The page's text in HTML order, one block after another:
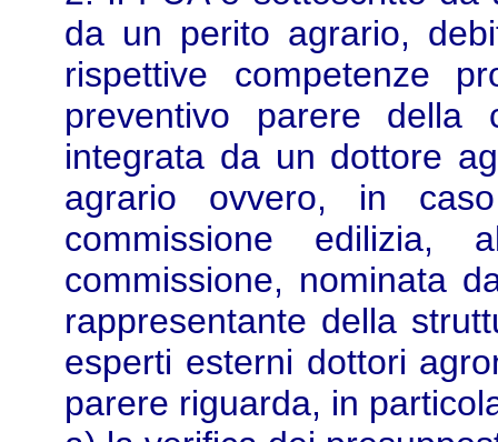
da un perito agrario,
rispettive competenze
preventivo parere della
integrata da un dottore
agrario ovvero, in
commissione
commissione, nominata
rappresentante della
esperti esterni dottori
parere riguarda, in